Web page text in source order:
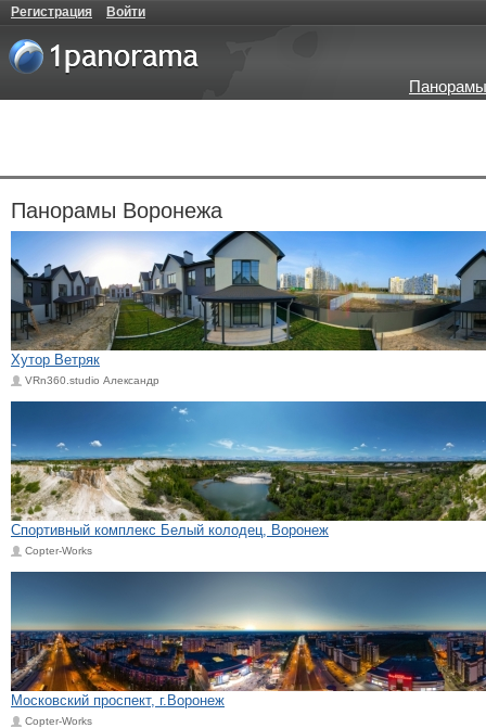
Регистрация Войти
Панорамы Воронежа
Хутор Ветряк
VRn360.studio Александр
Спортивный комплекс Белый колодец, Воронеж
Copter-Works
Московский проспект, г.Воронеж
Copter-Works